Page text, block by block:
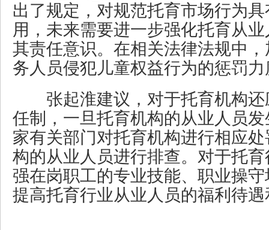
出了规定，对规范托育市场行为
用，未来需要进一步强化托育从
其责任意识。在相关法律法规中
务人员侵犯儿童权益行为的惩罚
张起淮建议，对于托育机构还
任制，一旦托育机构的从业人员
家有关部门对托育机构进行相应
构的从业人员进行排查。对于托
强在岗职工的专业技能、职业操
提高托育行业从业人员的福利待